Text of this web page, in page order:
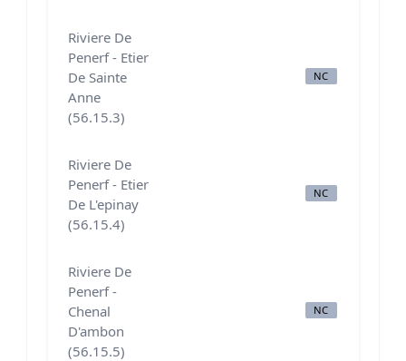
Riviere De
Penerf - Etier
De Sainte
Anne
(56.15.3)
NC
Riviere De
Penerf - Etier
De L'epinay
(56.15.4)
NC
Riviere De
Penerf -
Chenal
D'ambon
(56.15.5)
NC